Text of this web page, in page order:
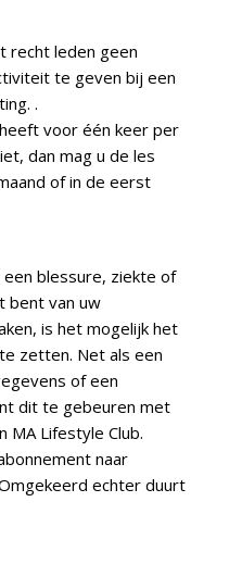
recht leden geen
te geven bij een
.
voor één keer per
dan mag u de les
of in de eerst
een blessure, ziekte of
bent van uw
is het mogelijk het
zetten. Net als een
of een
dit te gebeuren met
MA Lifestyle Club.
naar
echter duurt